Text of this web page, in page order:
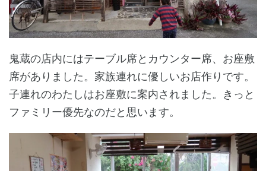
鬼蔵の店内にはテーブル席とカウンター席、お座敷
席がありました。家族連れに優しいお店作りです。
子連れのわたしはお座敷に案内されました。きっと
ファミリー優先なのだと思います。